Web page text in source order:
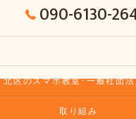
090-6130-
取り組み